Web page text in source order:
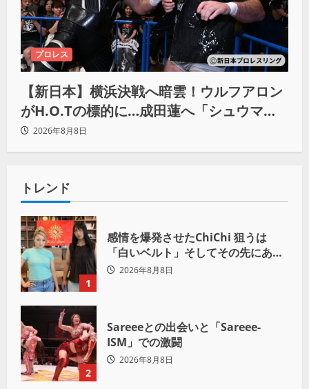
プロレス
【新日本】横浜決戦へ暗雲！ウルフアロン
がH.O.Tの標的に…成田蓮へ「シュウマイ
にしてやる」と怒り爆発
2026年8月8日
トレンド
1
感情を爆発させたChiChi 狙うは
「白いベルト」そしてその先にある
世界へ
2026年8月8日
2
Sareeeとの出会いと「Sareee-
ISM」での激闘
2026年8月8日